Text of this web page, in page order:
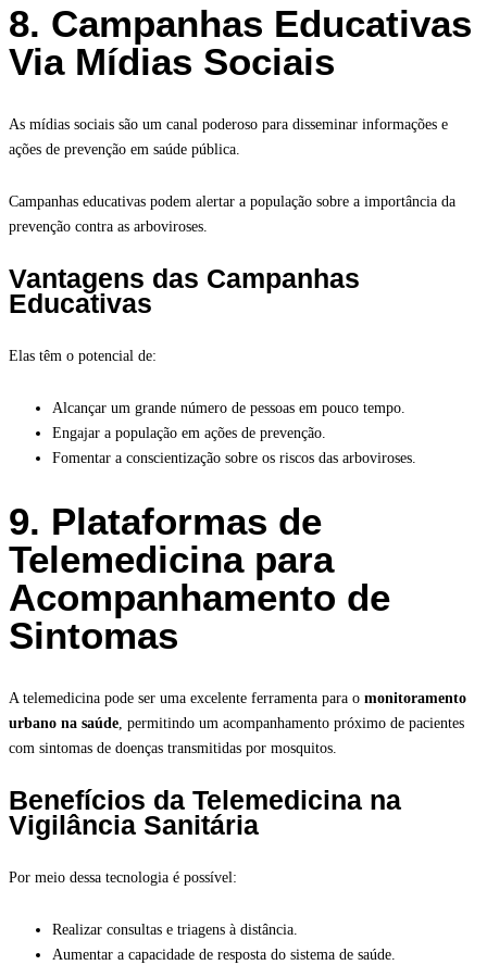
8. Campanhas Educativas
Via Mídias Sociais
As mídias sociais são um canal poderoso para disseminar informações e
ações de prevenção em saúde pública.
Campanhas educativas podem alertar a população sobre a importância da
prevenção contra as arboviroses.
Vantagens das Campanhas
Educativas
Elas têm o potencial de:
Alcançar um grande número de pessoas em pouco tempo.
Engajar a população em ações de prevenção.
Fomentar a conscientização sobre os riscos das arboviroses.
9. Plataformas de
Telemedicina para
Acompanhamento de
Sintomas
A telemedicina pode ser uma excelente ferramenta para o monitoramento
urbano na saúde, permitindo um acompanhamento próximo de pacientes
com sintomas de doenças transmitidas por mosquitos.
Benefícios da Telemedicina na
Vigilância Sanitária
Por meio dessa tecnologia é possível:
Realizar consultas e triagens à distância.
Aumentar a capacidade de resposta do sistema de saúde.